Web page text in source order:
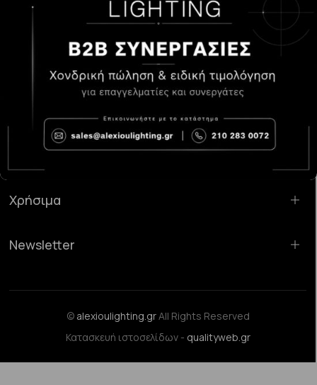
Κατάστημα Χαλάνδρι:Σαρανταπόρου 55, 15232, Χαλάνδρι
sales@alexioulighting.gr
210 283 0072
6983123181
Χρήσιμα
Newsletter
© alexioulighting.grAll Rights Reserved
Κατασκευή ιστοσελίδων - qualityweb.gr